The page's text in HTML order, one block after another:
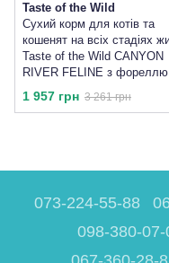
Taste of the Wild
Сухий корм для котів та
кошенят на всіх стадіях
Taste of the Wild CANYON
RIVER FELINE з фореллю
копченим лососем
1 957 грн 3 261 грн
073-224-55-88
098-380-